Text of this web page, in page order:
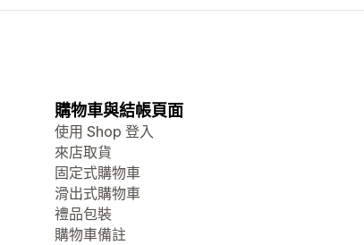
購物車與結帳頁面
使用 Shop 登入
來店取貨
固定式購物車
滑出式購物車
禮品包裝
購物車備註